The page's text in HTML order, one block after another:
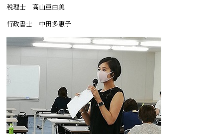
税理士 髙山亜由美
行政書士 中田多惠子